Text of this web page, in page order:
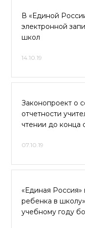
В «Единой
электронной
школ
14.10.19
Законопроект о
отчетности
чтении до конца
07.10.19
«Единая
ребенка в
учебному году